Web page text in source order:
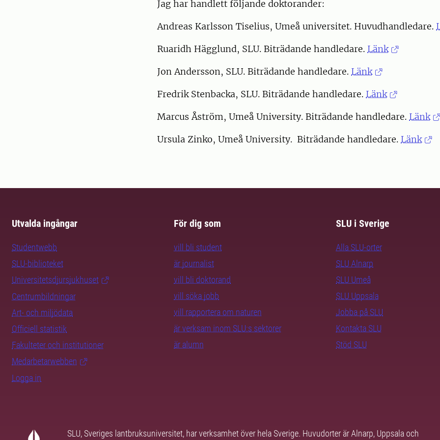
Jag har handlett följande doktorander:
Andreas Karlsson Tiselius, Umeå universitet. Huvudhandledare.
Ruaridh Hägglund, SLU. Biträdande handledare. Länk
Jon Andersson, SLU. Biträdande handledare. Länk
Fredrik Stenbacka, SLU. Biträdande handledare. Länk
Marcus Åström, Umeå University. Biträdande handledare. Länk
Ursula Zinko, Umeå University. Biträdande handledare. Länk
Utvalda ingångar
Studentwebb
SLU-biblioteket
Universitetsdjursjukhuset
Centrumbildningar
Art- och miljödata
Officiell statistik
Fakulteter och institutioner
Medarbetarwebben
Logga in
För dig som
vill bli student
är journalist
vill bli doktorand
vill söka jobb
vill rapportera om naturen
är verksam inom SLU:s sektorer
är alumn
SLU i Sverige
Alla SLU-orter
SLU Alnarp
SLU Umeå
SLU Uppsala
Jobba på SLU
Kontakta SLU
Stöd SLU
SLU, Sveriges lantbruksuniversitet, har verksamhet över hela Sverige. Huvudorter är Alnarp, Uppsala och